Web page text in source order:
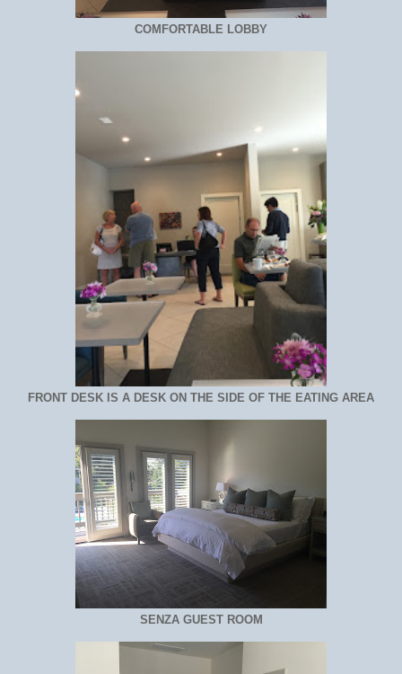
COMFORTABLE LOBBY
FRONT DESK IS A DESK ON THE SIDE OF THE EATING AREA
SENZA GUEST ROOM